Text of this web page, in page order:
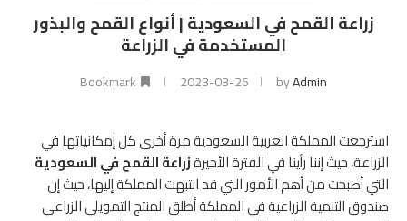
زراعة القمح في السعودية | أنواع القمح والبذور
المستخدمة في الزراعة
byAdmin
2023-03-26
Bookmark
استرجعت المملكة العربية السعودية مرة أخرى كل إمكانياتها في
الزراعة، حيث إننا رأينا في الفترة الأخيرةزراعة القمح في السعودية
التي أصبحت من أهم الأمور التي قد انتبهت المملكة إليها، حيث إن
صندوق التنمية الزراعية في المملكة أطلق المنتج التمويلي الزراعي